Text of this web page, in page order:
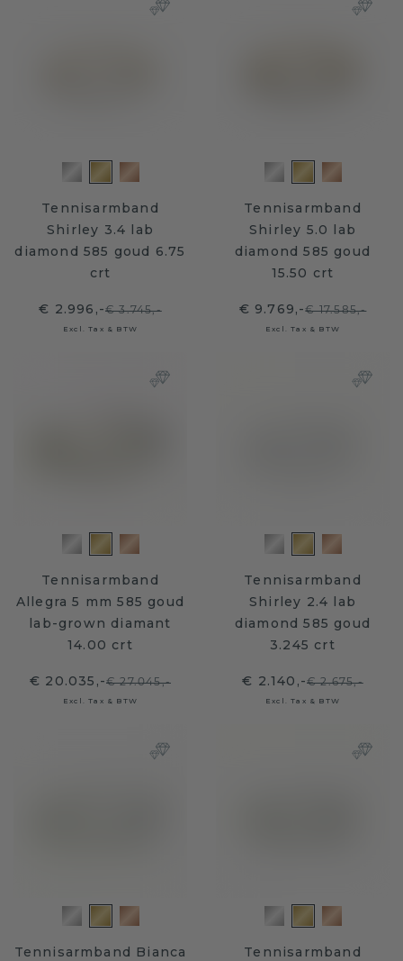
Tennisarmband
Shirley 3.4 lab
diamond 585 goud 6.75
crt
€ 2.996,-€ 3.745,-
Excl. Tax & BTW
Tennisarmband
Shirley 5.0 lab
diamond 585 goud
15.50 crt
€ 9.769,-€ 17.585,-
Excl. Tax & BTW
Tennisarmband
Allegra 5 mm 585 goud
lab-grown diamant
14.00 crt
€ 20.035,-€ 27.045,-
Excl. Tax & BTW
Tennisarmband
Shirley 2.4 lab
diamond 585 goud
3.245 crt
€ 2.140,-€ 2.675,-
Excl. Tax & BTW
Tennisarmband Bianca
Tennisarmband